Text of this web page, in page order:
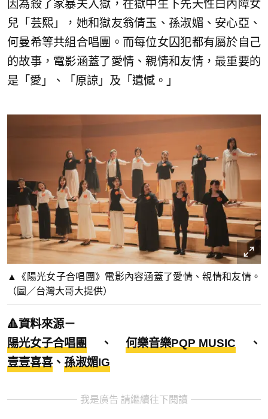
因為殺了家暴夫入獄，在獄中生下先天性白內障女
兒「芸熙」，她和獄友翁倩玉、孫淑媚、安心亞、
何曼希等共組合唱團。而每位女囚犯都有屬於自己
的故事，電影涵蓋了愛情、親情和友情，最重要的
是「愛」、「原諒」及「遺憾。」
▲《陽光女子合唱團》電影內容涵蓋了愛情、親情和友情。
（圖／台灣大哥大提供）
🔺資料來源－
陽光女子合唱團
、 何樂音樂PQP MUSIC 、
壹壹喜喜 、 孫淑媚IG
我是廣告 請繼續往下閱讀